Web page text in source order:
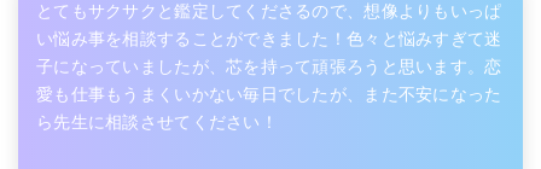
とてもサクサクと鑑定してくださるので、想像よりもいっぱ
い悩み事を相談することができました！色々と悩みすぎて迷
子になっていましたが、芯を持って頑張ろうと思います。恋
愛も仕事もうまくいかない毎日でしたが、また不安になった
ら先生に相談させてください！